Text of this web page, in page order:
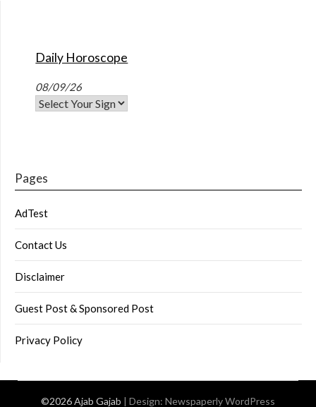
Daily Horoscope
08/09/26
Pages
AdTest
Contact Us
Disclaimer
Guest Post & Sponsored Post
Privacy Policy
©2026 Ajab Gajab | Design: Newspaperly WordPress